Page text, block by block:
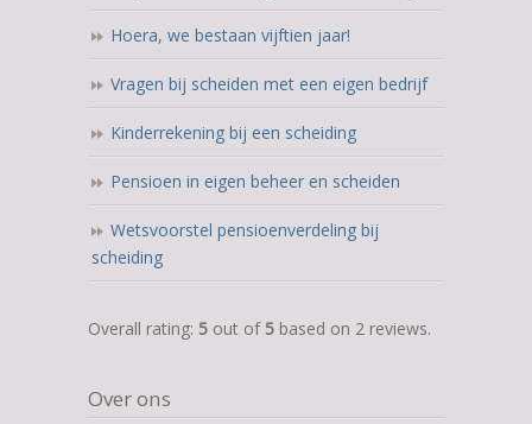
Hoera, we bestaan vijftien jaar!
Vragen bij scheiden met een eigen bedrijf
Kinderrekening bij een scheiding
Pensioen in eigen beheer en scheiden
Wetsvoorstel pensioenverdeling bij
scheiding
5,0
on
Overall rating: 5 out of 5 based on 2 reviews.
Over ons